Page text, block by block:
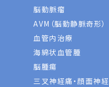
脳動脈瘤
AVM（脳動静脈奇形）
血管内治療
海綿状血管腫
脳腫瘍
三叉神経痛・顔面神経